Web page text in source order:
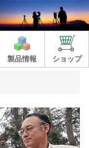
製品情報 ショップ